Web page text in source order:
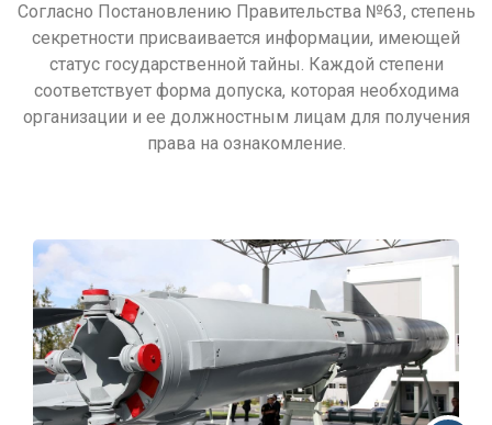
Согласно Постановлению Правительства №63, степень
секретности присваивается информации, имеющей
статус государственной тайны. Каждой степени
соответствует форма допуска, которая необходима
организации и ее должностным лицам для получения
права на ознакомление.